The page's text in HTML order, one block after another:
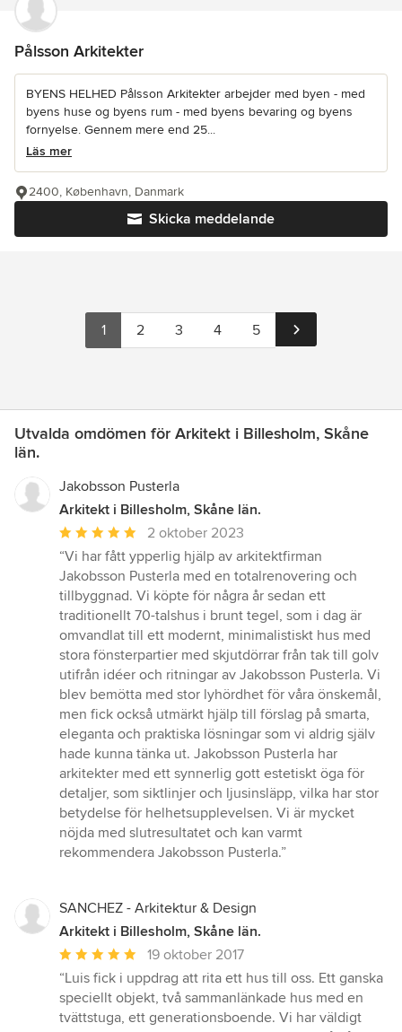
Pålsson Arkitekter
BYENS HELHED Pålsson Arkitekter arbejder med byen - med
byens huse og byens rum - med byens bevaring og byens
fornyelse. Gennem mere end 25...
Läs mer
Skicka meddelande
2400, København, Danmark
1 2 3 4 5
Utvalda omdömen för Arkitekt i Billesholm, Skåne
län.
Jakobsson Pusterla
Arkitekt i Billesholm, Skåne län.
Genomsnittligt
omdöme:
5
av
5
stjärnor
2 oktober 2023
“Vi har fått ypperlig hjälp av arkitektfirman
Jakobsson Pusterla med en totalrenovering och
tillbyggnad. Vi köpte för några år sedan ett
traditionellt 70-talshus i brunt tegel, som i dag är
omvandlat till ett modernt, minimalistiskt hus med
stora fönsterpartier med skjutdörrar från tak till golv
utifrån idéer och ritningar av Jakobsson Pusterla. Vi
blev bemötta med stor lyhördhet för våra önskemål,
men fick också utmärkt hjälp till förslag på smarta,
eleganta och praktiska lösningar som vi aldrig själv
hade kunna tänka ut. Jakobsson Pusterla har
arkitekter med ett synnerlig gott estetiskt öga för
detaljer, som siktlinjer och ljusinsläpp, vilka har stor
betydelse för helhetsupplevelsen. Vi är mycket
nöjda med slutresultatet och kan varmt
rekommendera Jakobsson Pusterla.”
SANCHEZ - Arkitektur & Design
Arkitekt i Billesholm, Skåne län.
Genomsnittligt
omdöme:
5
av
19 oktober 2017
“Luis fick i uppdrag att rita ett hus till oss. Ett ganska
speciellt objekt, två sammanlänkade hus med en
tvättstuga, ett generationsboende. Vi har väldigt